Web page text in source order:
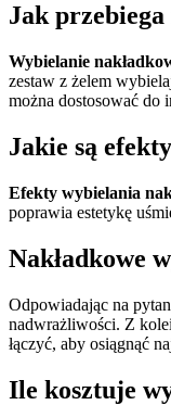
Jak przebiega
Wybielanie
zestaw z żelem
można dostosować do
Jakie są
Efekty wybielania
poprawia estetykę
Nakładkowe
Odpowiadając na
nadwrażliwości. Z kolei
łączyć, aby osiągnąć
Ile kosztuje